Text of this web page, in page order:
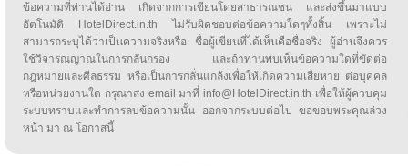
ข้อความที่ท่านได้อ่าน เกิดจากการเขียนโดยสาธารณชน และส่งขึ้นมาแบบ
อัตโนมัติ HotelDirect.in.th ไม่รับผิดชอบต่อข้อความใดๆทั้งสิ้น เพราะไม่
สามารถระบุได้ว่าเป็นความจริงหรือ ชื่อผู้เขียนที่ได้เห็นคือชื่อจริง ผู้อ่านจึงควร
ใช้วิจารณญาณในการกลั่นกรอง และถ้าท่านพบเห็นข้อความใดที่ขัดต่อ
กฎหมายและศีลธรรม หรือเป็นการกลั่นแกล้งเพื่อให้เกิดความเสียหาย ต่อบุคคล
หรือหน่วยงานใด กรุณาส่ง email มาที่ info@HotelDirect.in.th เพื่อให้ผู้ควบคุม
ระบบทราบและทำการลบข้อความนั้น ออกจากระบบต่อไป ขอขอบพระคุณล่วง
หน้า มา ณ โอกาสนี้